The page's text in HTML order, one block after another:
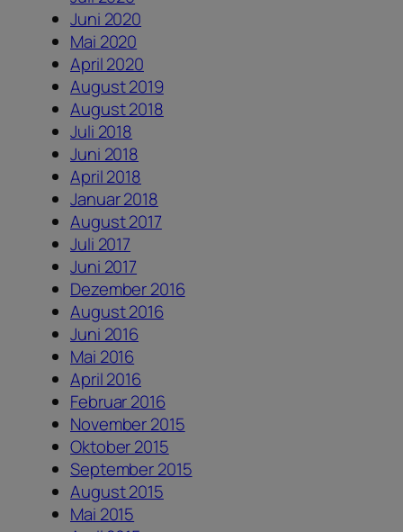
Juni 2020
Mai 2020
April 2020
August 2019
August 2018
Juli 2018
Juni 2018
April 2018
Januar 2018
August 2017
Juli 2017
Juni 2017
Dezember 2016
August 2016
Juni 2016
Mai 2016
April 2016
Februar 2016
November 2015
Oktober 2015
September 2015
August 2015
Mai 2015